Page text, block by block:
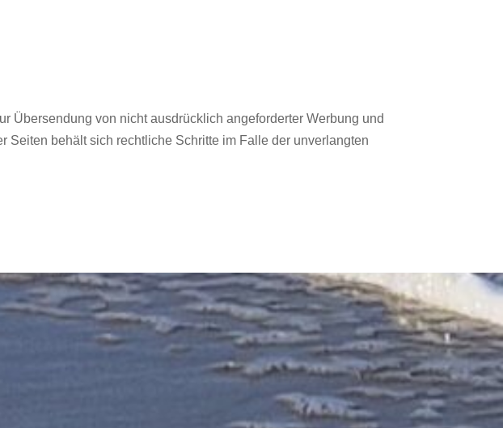
Übersendung von nicht ausdrücklich angeforderter Werbung und
Seiten behält sich rechtliche Schritte im Falle der unverlangten